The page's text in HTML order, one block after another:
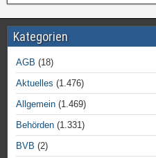
Kategorien
AGB (18)
Aktuelles (1.476)
Allgemein (1.469)
Behörden (1.331)
BVB (2)